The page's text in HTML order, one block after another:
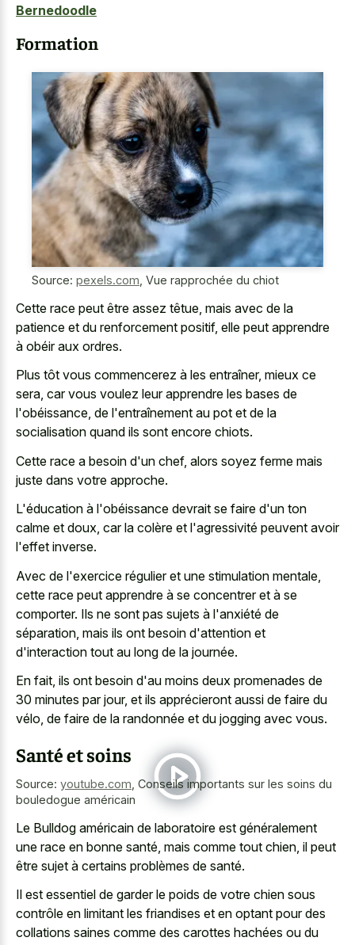
Bernedoodle
Formation
Source: pexels.com, Vue rapprochée du chiot
Cette race peut être assez têtue, mais avec de la
patience et du renforcement positif, elle peut apprendre
à obéir aux ordres.
Plus tôt vous commencerez à les entraîner, mieux ce
sera, car vous voulez leur apprendre les bases de
l'obéissance, de l'entraînement au pot et de la
socialisation quand ils sont encore chiots.
Cette race a besoin d'un chef, alors soyez ferme mais
juste dans votre approche.
L'éducation à l'obéissance devrait se faire d'un ton
calme et doux, car la colère et l'agressivité peuvent avoir
l'effet inverse.
Avec de l'exercice régulier et une stimulation mentale,
cette race peut apprendre à se concentrer et à se
comporter. Ils ne sont pas sujets à l'anxiété de
séparation, mais ils ont besoin d'attention et
d'interaction tout au long de la journée.
En fait, ils ont besoin d'au moins deux promenades de
30 minutes par jour, et ils apprécieront aussi de faire du
vélo, de faire de la randonnée et du jogging avec vous.
Santé et soins
Source: youtube.com, Conseils importants sur les soins du
bouledogue américain
Le Bulldog américain de laboratoire est généralement
une race en bonne santé, mais comme tout chien, il peut
être sujet à certains problèmes de santé.
Il est essentiel de garder le poids de votre chien sous
contrôle en limitant les friandises et en optant pour des
collations saines comme des carottes hachées ou du